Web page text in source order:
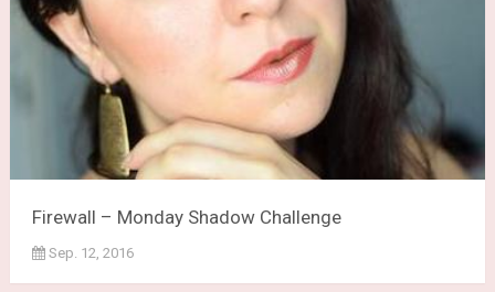
Firewall – Monday Shadow Challenge
Sep. 12, 2016